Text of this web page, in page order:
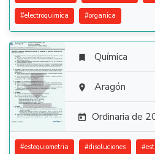
#electroquimica #organica

 Química
 Aragón
 Ordinaria de
#estequiometria #disoluciones #